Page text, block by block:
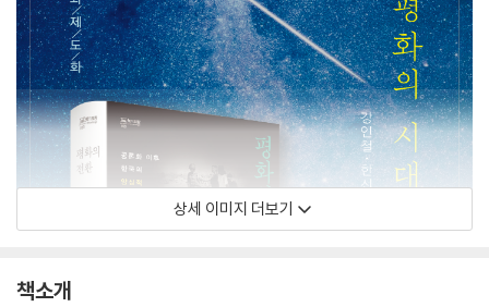
상세 이미지 더보기
책소개